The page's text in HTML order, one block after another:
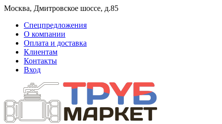
Москва, Дмитровское шоссе, д.85
Спецпредложения
О компании
Оплата и доставка
Клиентам
Контакты
Вход